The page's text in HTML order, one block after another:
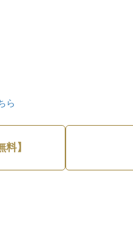
ら
】